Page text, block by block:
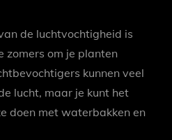
de luchtvochtigheid is
zomers om je planten
kunnen veel
lucht, maar je kunt het
doen met waterbakken en